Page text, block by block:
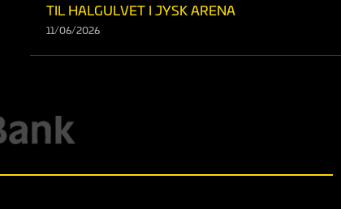
TIL HALGULVET I JYSK ARENA
11/06/2026